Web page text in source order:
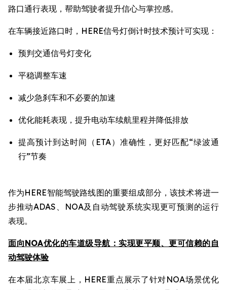
路口通行表现，帮助驾驶者提升信心与掌控感。
在车辆接近路口时，HERE信号灯倒计时技术预计可实现：
预判交通信号灯变化
平稳调整车速
减少急刹车和不必要的加速
优化能耗表现，提升电动车续航里程并降低排放
提高预计到达时间（ETA）准确性，更好匹配“绿波通
行”节奏
作为HERE智能驾驶路线图的重要组成部分，该技术将进一
步推动ADAS、NOA及自动驾驶系统实现更可预测的运行
表现。
面向NOA优化的车道级导航：实现更平顺、更可信赖的自
动驾驶体验
在本届北京车展上，HERE重点展示了针对NOA场景优化